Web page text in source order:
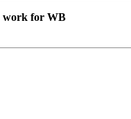
work for WB